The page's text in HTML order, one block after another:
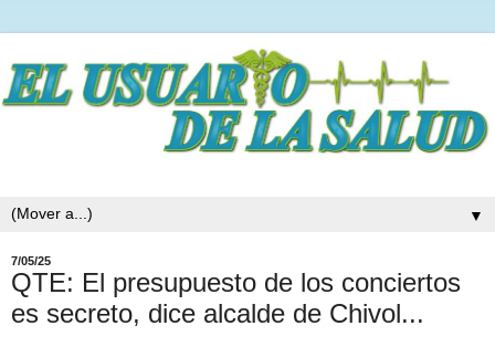
▼
7/05/25
QTE: El presupuesto de los conciertos
es secreto, dice alcalde de Chivol...